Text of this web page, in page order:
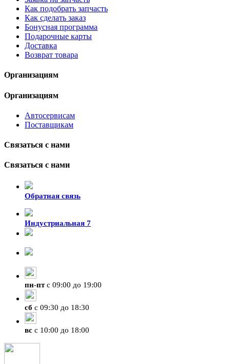
Как подобрать запчасть
Как сделать заказ
Бонусная программа
Подарочные карты
Доставка
Возврат товара
Организациям
Организациям
Автосервисам
Поставщикам
Связаться с нами
Связаться с нами
Обратная связь
Индустриальная 7
пн-птс 09:00 до 19:00
сб с 09:30 до 18:30
вс с 10:00 до 18:00